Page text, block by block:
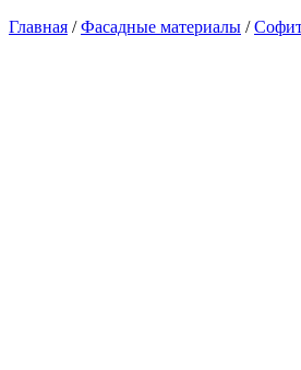
Главная /Фасадные материалы /